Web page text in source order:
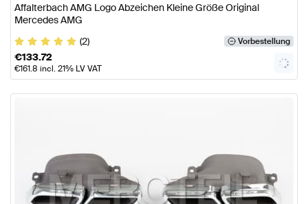
Affalterbach AMG Logo Abzeichen Kleine Größe Original
Mercedes AMG
(2)
Vorbestellung
€133.72
€161.8 incl. 21% LV VAT